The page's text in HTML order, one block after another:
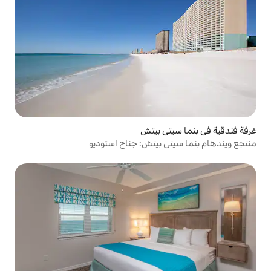
بيتش
بيتش: جناح استوديو